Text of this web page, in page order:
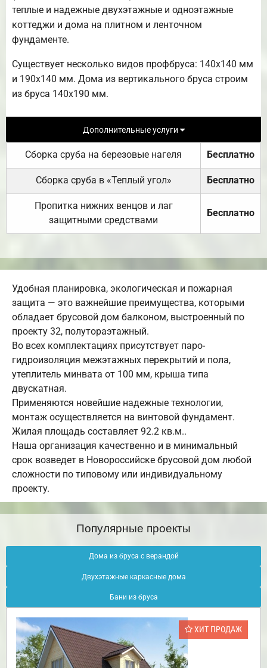
теплые и надежные двухэтажные и одноэтажные
коттеджи и дома на плитном и ленточном
фундаменте.
Существует несколько видов профбруса: 140х140 мм
и 190х140 мм. Дома из вертикального бруса строим
из бруса 140х190 мм.
Дополнительные услуги
Сборка сруба на березовые нагеля Бесплатно
Сборка сруба в «Теплый угол» Бесплатно
Пропитка нижних венцов и лаг
защитными средствами
Бесплатно
Удобная планировка, экологическая и пожарная
защита — это важнейшие преимущества, которыми
обладает брусовой дом балконом, выстроенный по
проекту 32, полутораэтажный.
Во всех комплектациях присутствует паро-
гидроизоляция межэтажных перекрытий и пола,
утеплитель минвата от 100 мм, крыша типа
двускатная.
Применяются новейшие надежные технологии,
монтаж осуществляется на винтовой фундамент.
Жилая площадь составляет 92.2 кв.м..
Наша организация качественно и в минимальный
срок возведет в Новороссийске брусовой дом любой
сложности по типовому или индивидуальному
проекту.
Популярные проекты
Дома из бруса с верандой
Двухэтажные каркасные дома
Бани из бруса
ХИТ ПРОДАЖ